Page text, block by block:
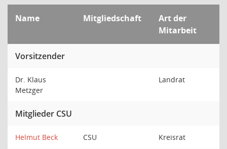
Name Mitgliedschaft
Art der
Mitarbeit
Vorsitzender
Dr. Klaus
Metzger
Landrat
Mitglieder CSU
Helmut Beck CSU Kreisrat